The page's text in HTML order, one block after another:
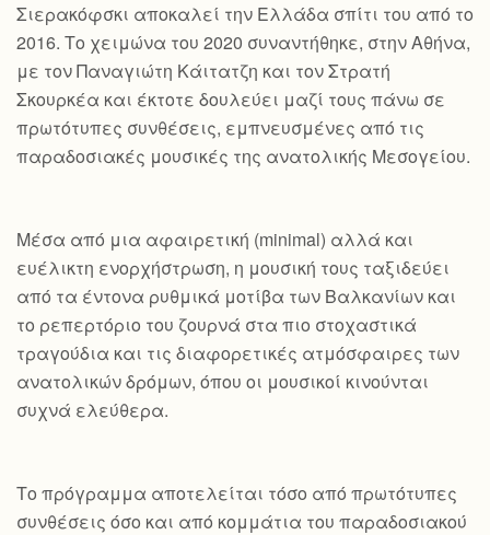
Σιερακόφσκι αποκαλεί την Ελλάδα σπίτι του από το
2016. Το χειμώνα του 2020 συναντήθηκε, στην Αθήνα,
με τον Παναγιώτη Κάιτατζη και τον Στρατή
Σκουρκέα και έκτοτε δουλεύει μαζί τους πάνω σε
πρωτότυπες συνθέσεις, εμπνευσμένες από τις
παραδοσιακές μουσικές της ανατολικής Μεσογείου.
Μέσα από μια αφαιρετική (minimal) αλλά και
ευέλικτη ενορχήστρωση, η μουσική τους ταξιδεύει
από τα έντονα ρυθμικά μοτίβα των Βαλκανίων και
το ρεπερτόριο του ζουρνά στα πιο στοχαστικά
τραγούδια και τις διαφορετικές ατμόσφαιρες των
ανατολικών δρόμων, όπου οι μουσικοί κινούνται
συχνά ελεύθερα.
Το πρόγραμμα αποτελείται τόσο από πρωτότυπες
συνθέσεις όσο και από κομμάτια του παραδοσιακού